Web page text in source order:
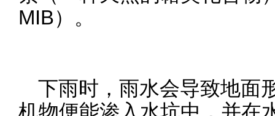
MIB）。
下雨时，雨水会导致地面
机物便能渗入水坑中，并在